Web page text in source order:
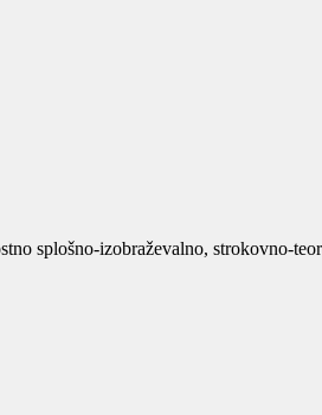
splošno-izobraževalno, strokovno-